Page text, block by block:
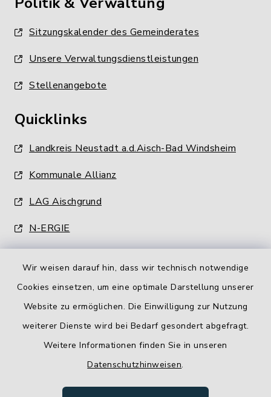
Wir weisen darauf hin, dass wir technisch notwendige
Cookies einsetzen, um eine optimale Darstellung unserer
Website zu ermöglichen. Die Einwilligung zur Nutzung
weiterer Dienste wird bei Bedarf gesondert abgefragt.
Weitere Informationen finden Sie in unseren
Datenschutzhinweisen.
Sitzungskalender des Gemeinderates
Unsere Verwaltungsdienstleistungen
Stellenangebote
Quicklinks
Landkreis Neustadt a.d.Aisch-Bad Windsheim
Kommunale Allianz
LAG Aischgrund
N-ERGIE
Barrierefreiheit